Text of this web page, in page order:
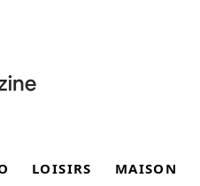
LOISIRS MAISON